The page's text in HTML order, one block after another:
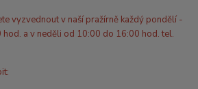
vyzvednout v naší pražírně každý pondělí -
a v neděli od 10:00 do 16:00 hod. tel.